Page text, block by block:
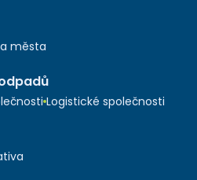
města
Logistické společnosti